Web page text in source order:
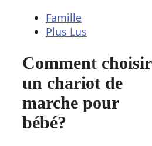
Famille
Plus Lus
Comment choisir
un chariot de
marche pour
bébé?